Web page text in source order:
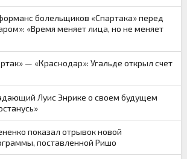
болельщиков «Спартака» перед
«Время меняет лица, но не меняет
— «Краснодар»: Угальде открыл счет
Луис Энрике о своем будущем
показал отрывок новой
поставленной Ришо